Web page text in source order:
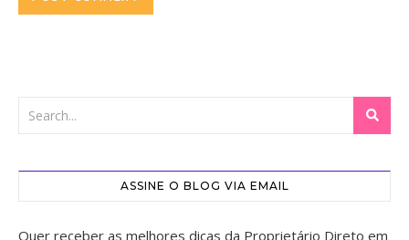
ASSINE O BLOG VIA EMAIL
Quer receber as melhores dicas da Proprietário Direto em